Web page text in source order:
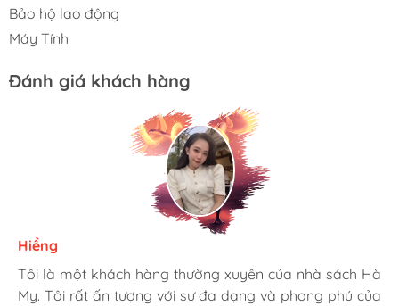
Bảo hộ lao động
Máy Tính
Đánh giá khách hàng
Hiềng
Tôi là một khách hàng thường xuyên của nhà sách Hà
My. Tôi rất ấn tượng với sự đa dạng và phong phú của
Ngọc Dung
Mình rất là hài lòng khi đến nhà sách Hà My. Họ có
nhiều loại sách hay và phong phú, từ văn học, khoa
Tâm
Tới đây mua hàng cho công ty nhiều lần rồi. sản phẩm
giá rẻ hơn mấy chỗ khác. Có bán sỉ nên giá cực kỳ ổn.